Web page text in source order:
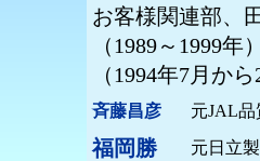
お客様関連部、
（1989～1999
（1994年7月か
斉藤昌彦 元JAL品
福岡勝 元日立